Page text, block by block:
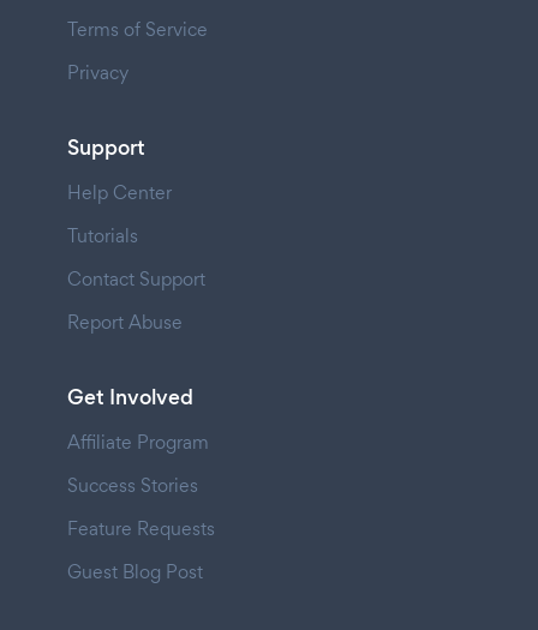
Terms of Service
Privacy
Support
Help Center
Tutorials
Contact Support
Report Abuse
Get Involved
Affiliate Program
Success Stories
Feature Requests
Guest Blog Post